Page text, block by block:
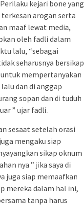
kejari bone yang
arogan serta
maaf lewat media,
oleh fadli dalam
lalu, “sebagai
seharusnya bersikap
mempertanyakan
dan di anggap
sopan dan di tuduh
” ujar fadli.
sesaat setelah orasi
mengaku siap
sikap oknum
nya ” jika saya di
juga siap memaafkan
mereka dalam hal ini,
tanpa harus